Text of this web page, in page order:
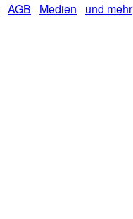
AGB Medien und mehr